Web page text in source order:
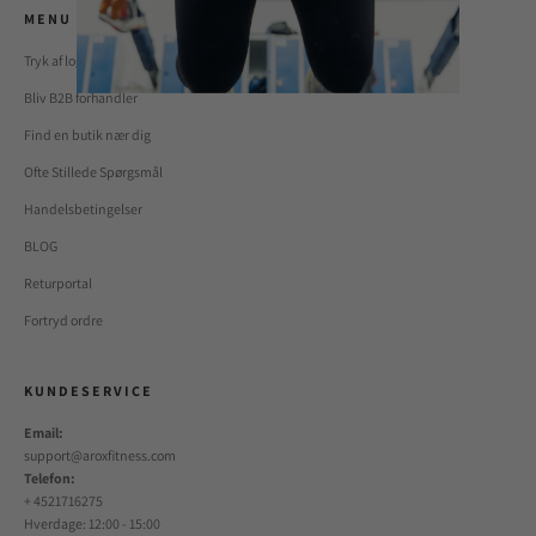
M E N U
Tryk af logo på tøj?
Bliv B2B forhandler
Find en butik nær dig
Ofte Stillede Spørgsmål
Handelsbetingelser
BLOG
Returportal
Fortryd ordre
K U N D E S E R V I C E
Email:
support@aroxfitness.com
Telefon:
+ 4521716275
Hverdage: 12:00 - 15:00